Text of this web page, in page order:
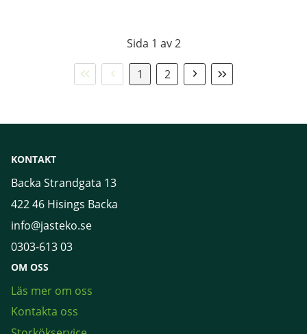
Sida 1 av 2
Första
sidan
Föregående
sida
1 2
Nästa
sida
Sista
sidan
KONTAKT
Backa Strandgata 13
422 46 Hisings Backa
info@jasteko.se
0303-613 03
OM OSS
Läs mer om oss
Kontakta oss